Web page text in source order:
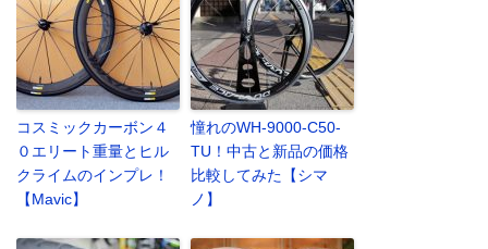
コスミックカーボン４
０エリート重量とヒル
クライムのインプレ！
【Mavic】
憧れのWH-9000-C50-
TU！中古と新品の価格
比較してみた【シマ
ノ】